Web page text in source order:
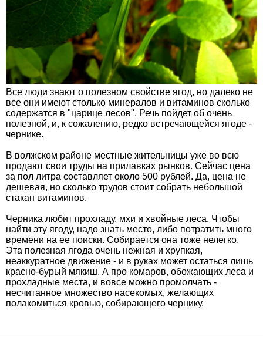
Все люди знают о полезном свойстве ягод, но далеко не
все они имеют столько минералов и витаминов сколько
содержатся в "царице лесов". Речь пойдет об очень
полезной, и, к сожалению, редко встречающейся ягоде -
чернике.
В волжском районе местные жительницы уже во всю
продают свои труды на прилавках рынков. Сейчас цена
за пол литра составляет около 500 рублей. Да, цена не
дешевая, но сколько трудов стоит собрать небольшой
стакан витаминов.
Черника любит прохладу, мхи и хвойные леса. Чтобы
найти эту ягоду, надо знать место, либо потратить много
времени на ее поиски. Собирается она тоже нелегко.
Эта полезная ягода очень нежная и хрупкая,
неаккуратное движение - и в руках может остаться лишь
красно-бурый мякиш. А про комаров, обожающих леса и
прохладные места, и вовсе можно промолчать -
несчитанное множество насекомых, желающих
полакомиться кровью, собирающего чернику.